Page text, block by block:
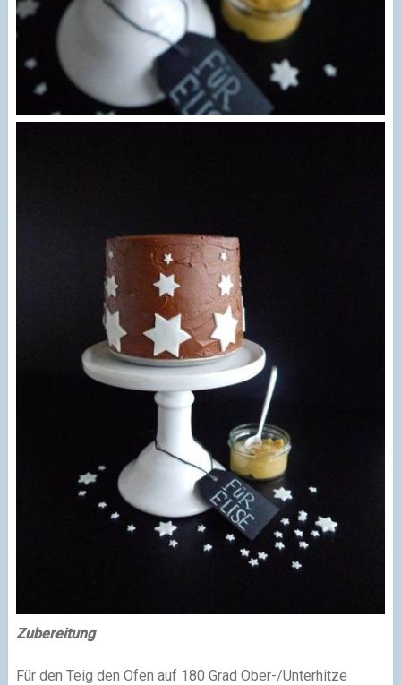
Zubereitung
Für den Teig den Ofen auf 180 Grad Ober-/Unterhitze